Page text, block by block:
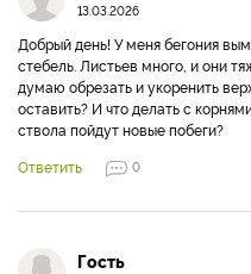
13.03.2026
Добрый день! У меня бегония
стебель. Листьев много, и они
думаю обрезать и укоренить
оставить? И что делать с
ствола пойдут новые побеги?
Ответить
0
Гость